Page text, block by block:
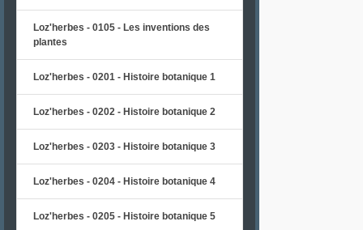
Loz'herbes - 0105 - Les inventions des
plantes
Loz'herbes - 0201 - Histoire botanique 1
Loz'herbes - 0202 - Histoire botanique 2
Loz'herbes - 0203 - Histoire botanique 3
Loz'herbes - 0204 - Histoire botanique 4
Loz'herbes - 0205 - Histoire botanique 5